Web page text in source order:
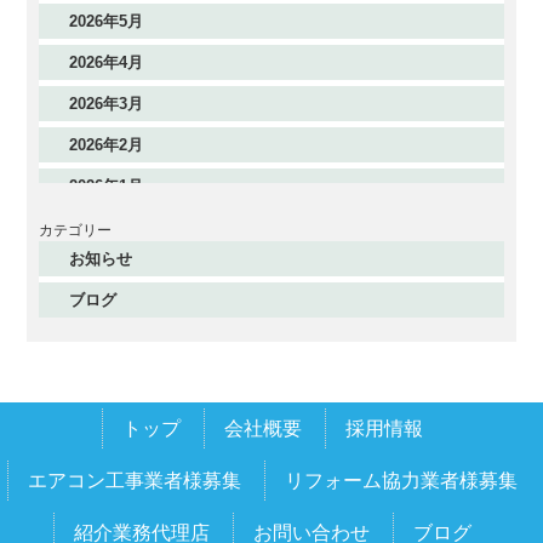
2026年5月
2026年4月
2026年3月
2026年2月
2026年1月
2025年12月
2025年11月
2025年10月
2025年7月
2025年6月
カテゴリー
お知らせ
ブログ
トップ 会社概要 採用情報
エアコン工事業者様募集 リフォーム協力業者様募集
紹介業務代理店 お問い合わせ ブログ